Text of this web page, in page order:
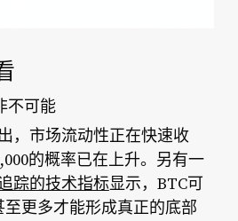
不可能
，市场流动性正在快速收
的概率已在上升。另有一
踪的技术指标显示，BTC可
至更多才能形成真正的底部